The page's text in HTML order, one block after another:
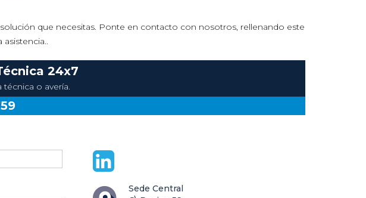
que necesitas. Ponte en contacto con nosotros, rellenando este
24x7
o avería.
Sede Central